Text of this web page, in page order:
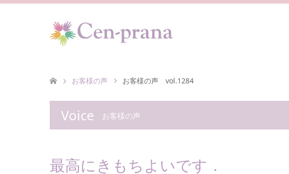
お客様の声 お客様の声 vol.1284
Voice お客様の声
最高にきもちよいです．